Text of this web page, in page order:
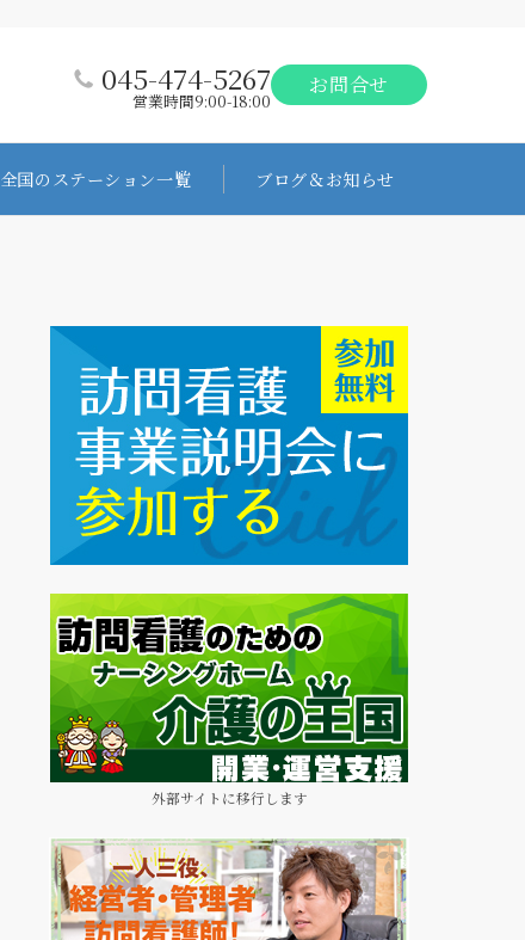
045-474-5267
営業時間9:00-18:00
お問合せ
全国のステーション一覧 ブログ＆お知らせ
外部サイトに移行します